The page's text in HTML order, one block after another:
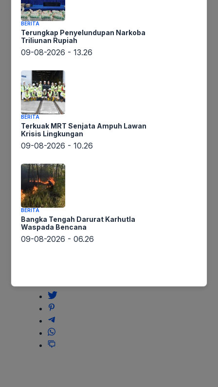
Beranda
/
Daerah
Pasca
Longsor,
Personel
Polsek
Blangkejeren
Bersihkan
Material
Ikuti Kami
Pasca Longsor, Personel
Polsek Blangkejeren
BERITA
Terungkap Penyelundupan Narkoba
Triliunan Rupiah
09-08-2026 - 13.26
BERITA
Terkuak MRT Senjata Ampuh Lawan
Krisis Lingkungan
09-08-2026 - 10.26
BERITA
Bangka Tengah Darurat Karhutla
Waspada Bencana
09-08-2026 - 06.26